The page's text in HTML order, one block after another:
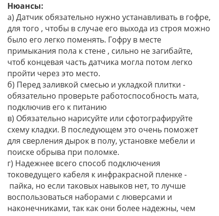
Нюансы:
а) Датчик обязательно нужно устанавливать в гофре,
для того , чтобы в случае его выхода из строя можно
было его легко поменять. Гофру в месте
примыкания пола к стене , сильно не загибайте,
чтоб концевая часть датчика могла потом легко
пройти через это место.
б) Перед заливкой смесью и укладкой плитки -
обязательно проверьте работоспособность мата,
подключив его к питанию
в) Обязательно нарисуйте или сфотографируйте
схему кладки. В последующем это очень поможет
для сверления дырок в полу, установке мебели и
поиске обрыва при поломке.
г) Надежнее всего способ подключения
токоведущего кабеля к инфракрасной пленке -
пайка, но если таковых навыков нет, то лучше
воспользоваться наборами с люверсами и
наконечниками, так как они более надежны, чем